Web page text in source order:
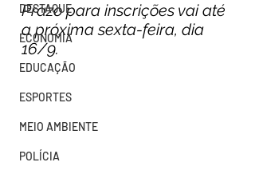
DESTAQUE
ECONOMIA
EDUCAÇÃO
ESPORTES
MEIO AMBIENTE
POLÍCIA
Prazo para inscrições vai até
a próxima sexta-feira, dia
16/9.